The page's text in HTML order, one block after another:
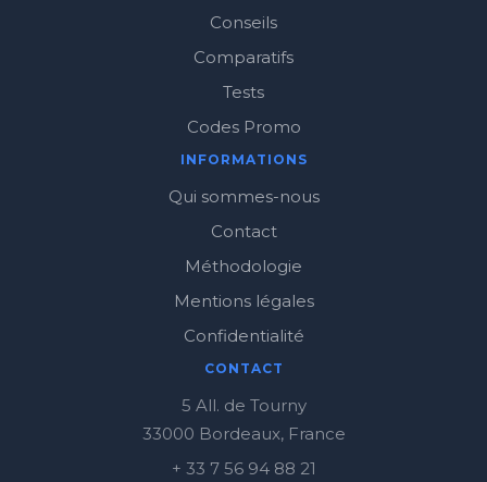
Conseils
Comparatifs
Tests
Codes Promo
INFORMATIONS
Qui sommes-nous
Contact
Méthodologie
Mentions légales
Confidentialité
CONTACT
5 All. de Tourny
33000 Bordeaux, France
+ 33 7 56 94 88 21